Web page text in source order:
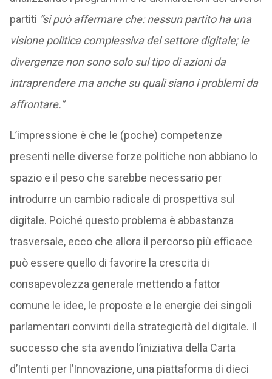
partiti “si può affermare che: nessun partito ha una
visione politica complessiva del settore digitale; le
divergenze non sono solo sul tipo di azioni da
intraprendere ma anche su quali siano i problemi da
affrontare.”
L’impressione è che le (poche) competenze
presenti nelle diverse forze politiche non abbiano lo
spazio e il peso che sarebbe necessario per
introdurre un cambio radicale di prospettiva sul
digitale. Poiché questo problema è abbastanza
trasversale, ecco che allora il percorso più efficace
può essere quello di favorire la crescita di
consapevolezza generale mettendo a fattor
comune le idee, le proposte e le energie dei singoli
parlamentari convinti della strategicità del digitale. Il
successo che sta avendo l’iniziativa della Carta
d’Intenti per l’Innovazione, una piattaforma di dieci